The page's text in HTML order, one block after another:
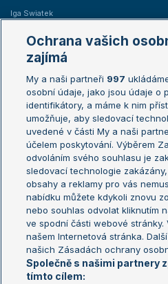
Iga Swiatek
Žebříčky
Žebříček ATP (muži)
Žebříček WTA (ženy)
Sázkařský žebříček
US
Aktualní trendy
Fotbalové přestupy
Livesport Daily
LS Prague Open
Ochrana vašich
zajímá
My a naši partneři 997
osobní údaje, jako jsou údaje o
identifikátory, a máme k nim
umožňuje, aby sledovací
uvedené v části My a naši
účelem poskytování. Výběrem
odvoláním svého souhlasu je
sledovací technologie
obsahy a reklamy pro vás
nabídku můžete kdykoli znovu
nebo souhlas odvolat kliknutím
ve spodní části webové stránky.
našem Internetová stránka.
našich Zásadách ochrany
Společně s našimi partnery
tímto cílem: